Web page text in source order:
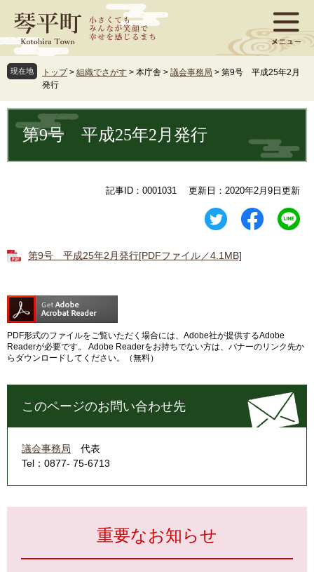
ジ
先
頭
す
ュ
を
飛
し
現在地 トップ > 組織でさがす > 本庁舎 > 議会事務局 > 第9号 平成25年2月
発行
文 第9号 平成25年2月発行
記事ID：0001031 更新日：2020年2月9日更新
第9号 平成25年2月発行[PDFファイル／4.1MB]
PDF形式のファイルをご覧いただく場合には、Adobe社が提供するAdobe
Readerが必要です。
Adobe Readerをお持ちでない方は、バナーのリンク先か
らダウンロードしてください。（無料）
このページのお問い合わせ先
議会事務局
代表
Tel：0877- 75-6713
重要なお知らせ